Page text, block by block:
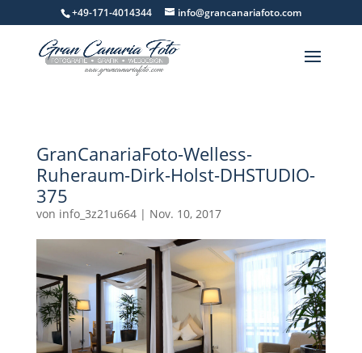
+49-171-4014344 info@grancanariafoto.com
GranCanariaFoto-Welless-
Ruheraum-Dirk-Holst-DHSTUDIO-
375
von info_3z21u664| Nov. 10, 2017